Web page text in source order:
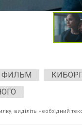
ФИЛЬМ
виділіть необхідний